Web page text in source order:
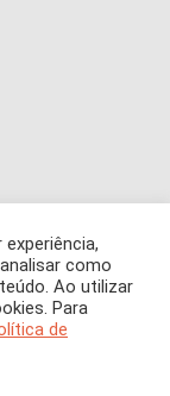
Todos os direitos
a
(imagens
como
Ao utilizar
Para
de